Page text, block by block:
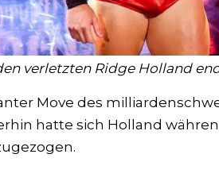
verletzten Ridge Holland
Move des
hatte sich Holland